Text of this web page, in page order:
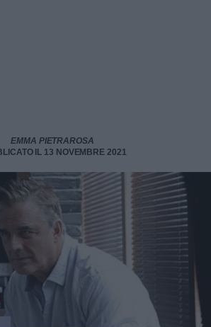
EMMA PIETRAROSA
IL 13 NOVEMBRE 2021